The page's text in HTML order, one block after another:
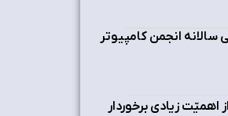
انجمن کامپیوتر
اهمیّت زیادی برخوردار